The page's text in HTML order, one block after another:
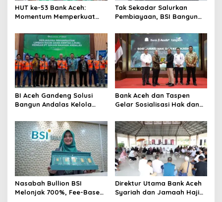
s
HUT ke-53 Bank Aceh:
Momentum Memperkuat
Keberkahan Bagi Aceh
Tak Sekadar Salurkan
Pembiayaan, BSI Bangun
Bersama Danantara
BI Aceh Gandeng Solusi
Bangun Andalas Kelola
Ramah Lingkungan
Bank Aceh dan Taspen
Gelar Sosialisasi Hak dan
Pintar bagi PNS Menjelang
Pensiun
Nasabah Bullion BSI
Melonjak 700%, Fee-Based
Direktur Utama Bank Aceh
Syariah dan Jamaah Haji